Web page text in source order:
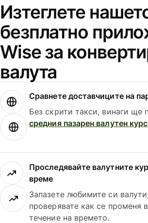
Изтеглете
безплатно
Wise за
валута
Сравнете доставчиците на
Без скрити такси, винаги ще
средния пазарен валутен курс
Проследявайте валутните
време
Запазете любимите си
проверявате как се променя
течение на времето.